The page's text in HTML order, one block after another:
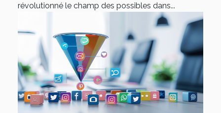
révolutionné le champ des possibles dans...